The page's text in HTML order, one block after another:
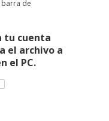
de
tu cuenta
el archivo a
el PC.